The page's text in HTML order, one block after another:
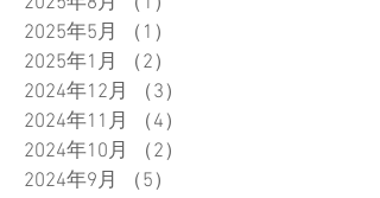
2025年5月
（1）
2025年1月
（2）
2024年12月
（3）
2024年11月
（4）
2024年10月
（2）
2024年9月
（5）